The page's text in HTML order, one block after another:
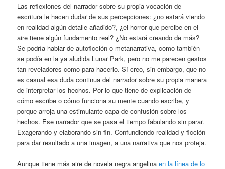
Las reflexiones del narrador sobre su propia vocación de
escritura le hacen dudar de sus percepciones: ¿no estará viendo
en realidad algún detalle añadido?, ¿el horror que percibe en el
aire tiene algún fundamento real? ¿No estará creando de más?
Se podría hablar de autoficción o metanarrativa, como también
se podía en la ya aludida Lunar Park, pero no me parecen gestos
tan reveladores como para hacerlo. Sí creo, sin embargo, que no
es casual esa duda continua del narrador sobre su propia manera
de interpretar los hechos. Por lo que tiene de explicación de
cómo escribe o cómo funciona su mente cuando escribe, y
porque arroja una estimulante capa de confusión sobre los
hechos. Ese narrador que se pasa el tiempo fabulando sin parar.
Exagerando y elaborando sin fin. Confundiendo realidad y ficción
para dar resultado a una imagen, a una narrativa que nos proteja.
Aunque tiene más aire de novela negra angelinaen la línea de lo